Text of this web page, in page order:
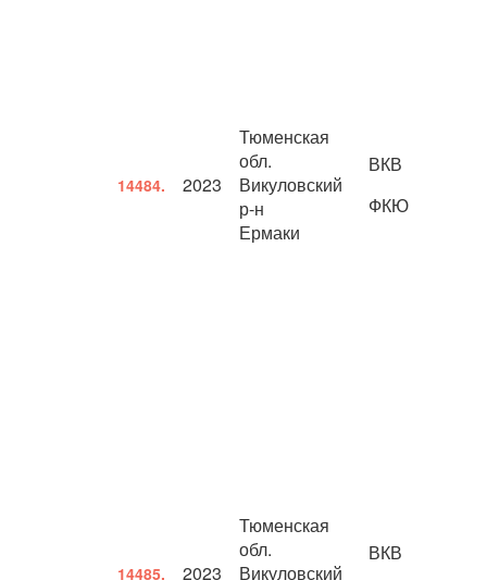
14484. 2023
Тюменская
обл.
Викуловский
р-н
Ермаки
ВКВ
ФКЮ
14485. 2023
Тюменская
обл.
Викуловский
ВКВ